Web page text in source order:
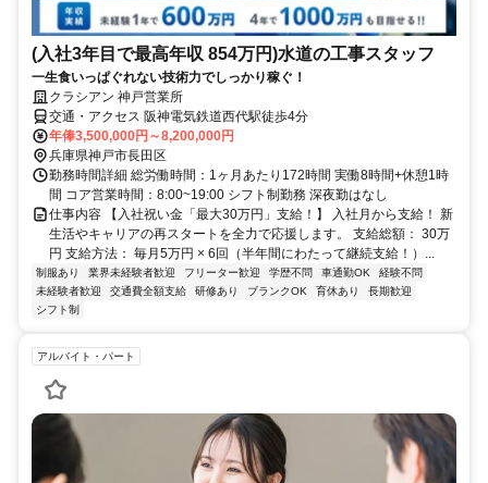
(入社3年目で最高年収 854万円)水道の工事スタッフ
一生食いっぱぐれない技術力でしっかり稼ぐ！
クラシアン 神戸営業所
交通・アクセス 阪神電気鉄道西代駅徒歩4分
年俸3,500,000円～8,200,000円
兵庫県神戸市長田区
勤務時間詳細 総労働時間：1ヶ月あたり172時間 実働8時間+休憩1時
間 コア営業時間：8:00~19:00 シフト制勤務 深夜勤はなし
仕事内容 【入社祝い金「最大30万円」支給！】 入社月から支給！ 新
生活やキャリアの再スタートを全力で応援します。 支給総額： 30万
円 支給方法： 毎月5万円 × 6回（半年間にわたって継続支給！）...
制服あり 業界未経験者歓迎 フリーター歓迎 学歴不問 車通勤OK
経験不問
未経験者歓迎
交通費全額支給 研修あり ブランクOK 育休あり
長期歓迎
シフト制
アルバイト・パート